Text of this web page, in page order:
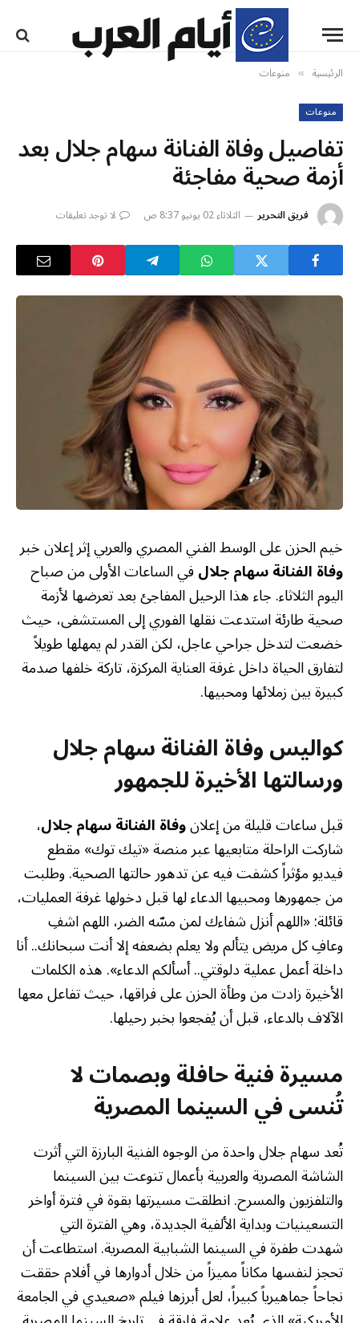
الرئيسية » منوعات
منوعات
تفاصيل وفاة الفنانة سهام جلال بعد
أزمة صحية مفاجئة
فريق التحرير الثلاثاء 02 يونيو 8:37 ص لا توجد تعليقات
خيم الحزن على الوسط الفني المصري والعربي إثر إعلان خبر
وفاة الفنانة سهام جلالفي الساعات الأولى من صباح
اليوم الثلاثاء. جاء هذا الرحيل المفاجئ بعد تعرضها لأزمة
صحية طارئة استدعت نقلها الفوري إلى المستشفى، حيث
خضعت لتدخل جراحي عاجل، لكن القدر لم يمهلها طويلاً
لتفارق الحياة داخل غرفة العناية المركزة، تاركة خلفها صدمة
كبيرة بين زملائها ومحبيها.
كواليس وفاة الفنانة سهام جلال
ورسالتها الأخيرة للجمهور
قبل ساعات قليلة من إعلانوفاة الفنانة سهام جلال،
شاركت الراحلة متابعيها عبر منصة «تيك توك» مقطع
فيديو مؤثراً كشفت فيه عن تدهور حالتها الصحية. وطلبت
من جمهورها ومحبيها الدعاء لها قبل دخولها غرفة العمليات،
قائلة: «اللهم أنزل شفاءك لمن مسّه الضر، اللهم اشفِ
وعافِ كل مريض يتألم ولا يعلم بضعفه إلا أنت سبحانك.. أنا
داخلة أعمل عملية دلوقتي.. أسألكم الدعاء». هذه الكلمات
الأخيرة زادت من وطأة الحزن على فراقها، حيث تفاعل معها
الآلاف بالدعاء، قبل أن يُفجعوا بخبر رحيلها.
مسيرة فنية حافلة وبصمات لا
تُنسى في السينما المصرية
تُعد سهام جلال واحدة من الوجوه الفنية البارزة التي أثرت
الشاشة المصرية والعربية بأعمال تنوعت بين السينما
والتلفزيون والمسرح. انطلقت مسيرتها بقوة في فترة أواخر
التسعينيات وبداية الألفية الجديدة، وهي الفترة التي
شهدت طفرة في السينما الشبابية المصرية. استطاعت أن
تحجز لنفسها مكاناً مميزاً من خلال أدوارها في أفلام حققت
نجاحاً جماهيرياً كبيراً، لعل أبرزها فيلم «صعيدي في الجامعة